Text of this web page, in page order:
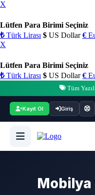
X
Lütfen Para Birimi Seçiniz
₺Türk Lirası $ US Dollar €
X
Lütfen Para Birimi Seçiniz
₺Türk Lirası $ US Dollar €
Tüm
Kayıt Ol Giriş
Mobilya